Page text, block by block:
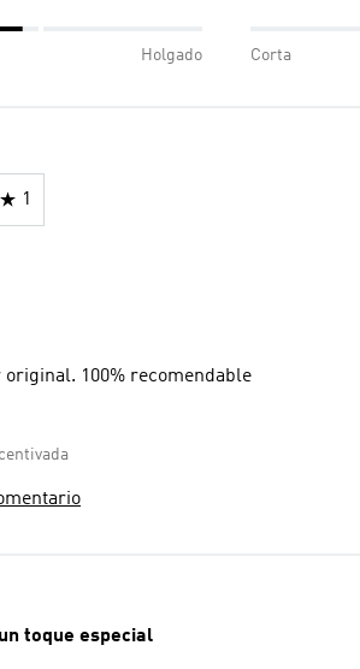
Holgado Corta
1
100% recomendable
toque especial